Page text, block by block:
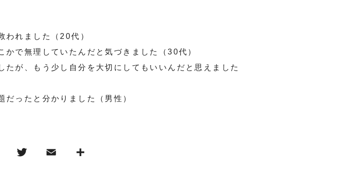
われました（20代）
かで無理していたんだと気づきました（30代）
たが、もう少し自分を大切にしてもいいんだと思えました
だったと分かりました（男性）